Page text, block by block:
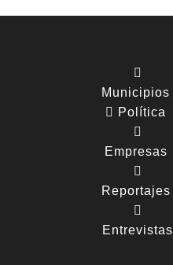
Municipios
Política
Empresas
Reportajes
Entrevistas